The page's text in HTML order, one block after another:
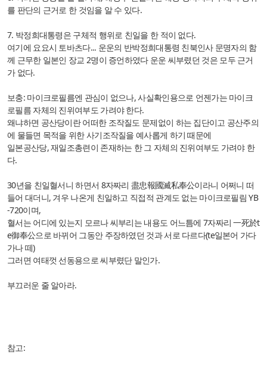
를 판단의 근거로 한 것임을 알 수 있다.
7. 박정희대통령은 구체적 행위로 친일을 한 적이 없다.
여기에 요요시 토바츠다... 운운의 반박정희대통령 친북인사 문명자의 함
께 근무한 일본인 장교 2명이 증언하였다 운운 씨부렸던 것은 모두 근거
가 없다.
보충: 마이크로필름엔 관심이 없으나, 사실확인용으로 언젠가는 마이크
로필름 자체의 진위여부도 가려야 한다.
왜냐하면 공산당이란 어떠한 조작질도 문제없이 하는 집단이고 공산주의
에 물들면 목적을 위한 사기조작질을 예사롭게 하기 때문에
일본공산당, 재일조총련이 존재하는 한 그 자체의 진위여부도 가려야 한
다.
30년을 친일혈서니 하면서 8자짜리 盡忠報國滅私奉公이라니 어쩌니 떠
들어 대더니, 겨우 나온게 친일하고 직접적 관계도 없는 마이크로필림 YB
-720이며,
혈서는 어디에 있는지 모르나 씨부리는 내용도 어느틈에 7자짜리 一死於t
e御奉公으로 바뀌어 그동안 주장하였던 것과 서로 다르다(te일본어 가다
가나 떼)
그러면 여태껏 선동용으로 씨부렸단 말인가.
부끄러운 줄 알아라.
참고: